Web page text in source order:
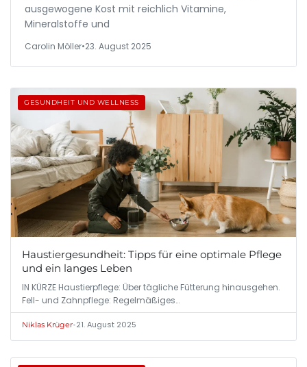
ausgewogene Kost mit reichlich Vitamine,
Mineralstoffe und
Carolin Möller•23. August 2025
GESUNDHEIT UND WELLNESS
Haustiergesundheit: Tipps für eine optimale Pflege
und ein langes Leben
IN KÜRZE Haustierpflege: Über tägliche Fütterung hinausgehen.
Fell- und Zahnpflege: Regelmäßiges…
Niklas Krüger•21. August 2025